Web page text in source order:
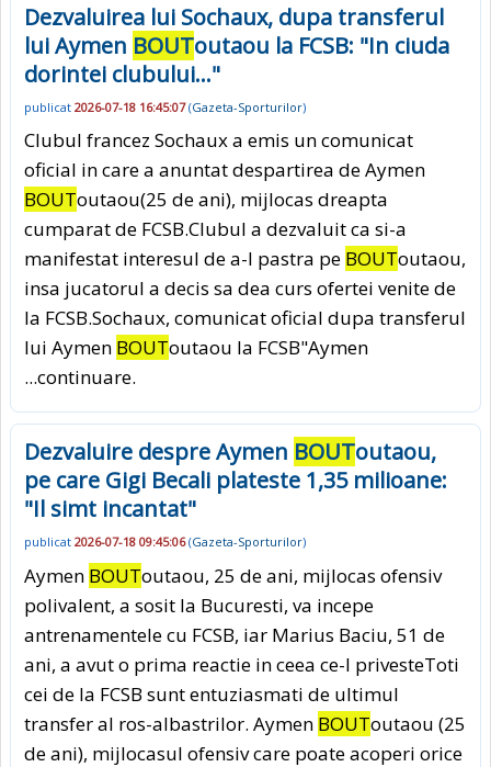
Dezvaluirea lui Sochaux, dupa transferul
lui Aymen BOUToutaou la FCSB: "In ciuda
dorintei clubului..."
publicat 2026-07-18 16:45:07(Gazeta-Sporturilor)
Clubul francez Sochaux a emis un comunicat
oficial in care a anuntat despartirea de Aymen
BOUToutaou(25 de ani), mijlocas dreapta
cumparat de FCSB.Clubul a dezvaluit ca si-a
manifestat interesul de a-l pastra pe BOUToutaou,
insa jucatorul a decis sa dea curs ofertei venite de
la FCSB.Sochaux, comunicat oficial dupa transferul
lui Aymen BOUToutaou la FCSB"Aymen
...continuare.
Dezvaluire despre Aymen BOUToutaou,
pe care Gigi Becali plateste 1,35 milioane:
"Il simt incantat"
publicat 2026-07-18 09:45:06(Gazeta-Sporturilor)
Aymen BOUToutaou, 25 de ani, mijlocas ofensiv
polivalent, a sosit la Bucuresti, va incepe
antrenamentele cu FCSB, iar Marius Baciu, 51 de
ani, a avut o prima reactie in ceea ce-l privesteToti
cei de la FCSB sunt entuziasmati de ultimul
transfer al ros-albastrilor. Aymen BOUToutaou (25
de ani), mijlocasul ofensiv care poate acoperi orice